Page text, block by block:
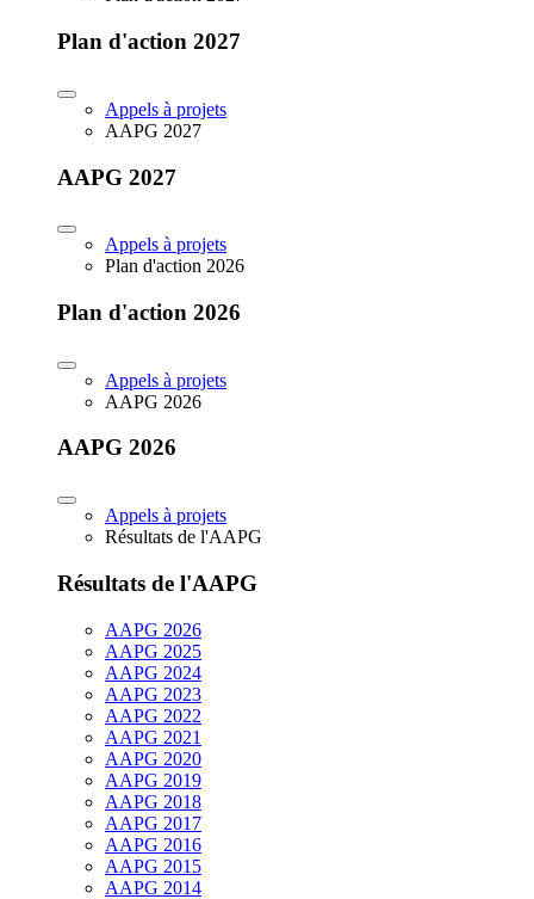
Plan d'action 2027
Appels à projets
AAPG 2027
AAPG 2027
Appels à projets
Plan d'action 2026
Plan d'action 2026
Appels à projets
AAPG 2026
AAPG 2026
Appels à projets
Résultats de l'AAPG
Résultats de l'AAPG
AAPG 2026
AAPG 2025
AAPG 2024
AAPG 2023
AAPG 2022
AAPG 2021
AAPG 2020
AAPG 2019
AAPG 2018
AAPG 2017
AAPG 2016
AAPG 2015
AAPG 2014